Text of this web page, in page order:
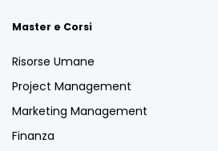
Master e Corsi
Risorse Umane
Project Management
Marketing Management
Finanza